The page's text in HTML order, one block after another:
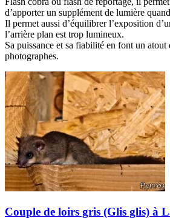
d’apporter un supplément de lumière
Il permet aussi d’équilibrer l’exposition
l’arrière plan est trop lumineux.
Sa puissance et sa fiabilité en font un atout
photographes.
Couple de loirs gris (Glis glis) à